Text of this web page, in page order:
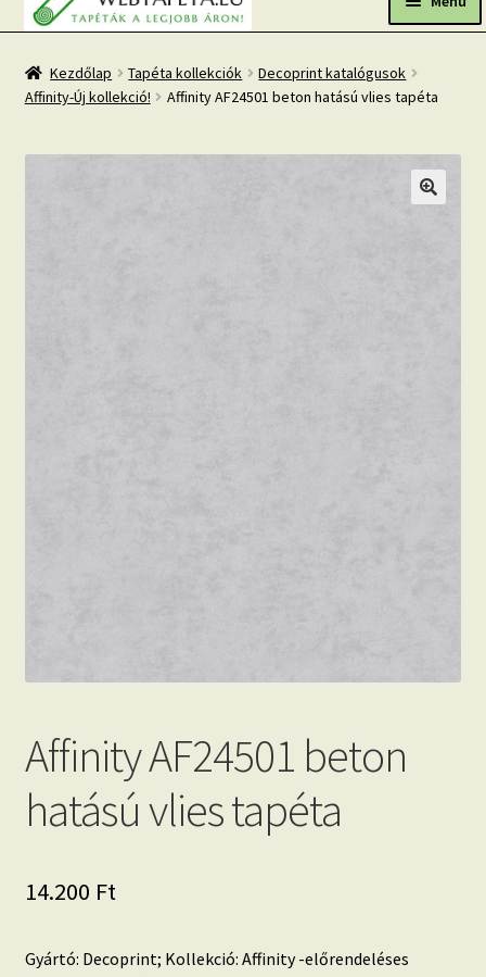
navigációhoz
tartalomba
Népszerű tapéták
Kezdőlap Tapéta kollekciók
Decoprint katalógusok
Affinity-Új kollekció!
Affinity AF24501 beton hatású vlies tapéta
Affinity AF24501 beton
hatású vlies tapéta
14.200 Ft
Gyártó: Decoprint; Kollekció: Affinity -előrendeléses